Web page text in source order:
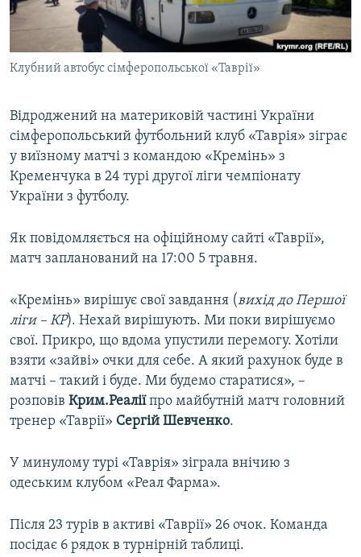
ВІДЕОУРОКИ «ELIFBE»
СВІДЧЕННЯ ОКУПАЦІЇ
УКРАЇНСЬКА ПРОБЛЕМА КРИМУ
Русский
Qırımtatar
Усі сайти RFE/RL
Клубний автобус сімферопольської «Таврії»
Відроджений на материковій частині України
сімферопольський футбольний клуб «Таврія» зіграє
у виїзному матчі з командою «Кремінь» з
Кременчука в 24 турі другої ліги чемпіонату
України з футболу.
Як повідомляється на офіційному сайті «Таврії»,
матч запланований на 17:00 5 травня.
«Кремінь» вирішує свої завдання (вихід до Першої
ліги – КР). Нехай вирішують. Ми поки вирішуємо
свої. Прикро, що вдома упустили перемогу. Хотіли
взяти «зайві» очки для себе. А який рахунок буде в
матчі – такий і буде. Ми будемо старатися», –
розповів Крим.Реаліїпро майбутній матч головний
тренер «Таврії» Сергій Шевченко.
У минулому турі «Таврія» зіграла внічию з
одеським клубом «Реал Фарма».
Після 23 турів в активі «Таврії» 26 очок. Команда
посідає 6 рядок в турнірній таблиці.